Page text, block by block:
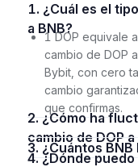
1. ¿Cuál es el tipo de cambio actual de 1 DOP
a BNB?
1 DOP equivale
cambio de DOP
Bybit, con cero
cambio
que confirmas.
2. ¿Cómo ha fluctuado en 24 horas el tipo de
cambio de DOP a
3. ¿Cuántos
4. ¿Dónde puedo encontrar recursos para